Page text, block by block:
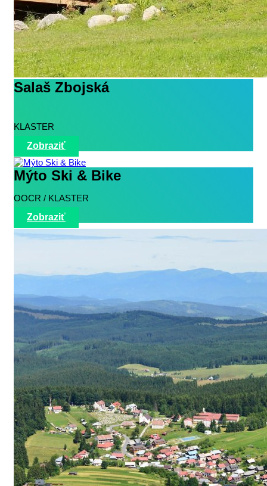
Salaš Zbojská
KLASTER
Zobraziť
Mýto Ski & Bike
OOCR / KLASTER
Zobraziť